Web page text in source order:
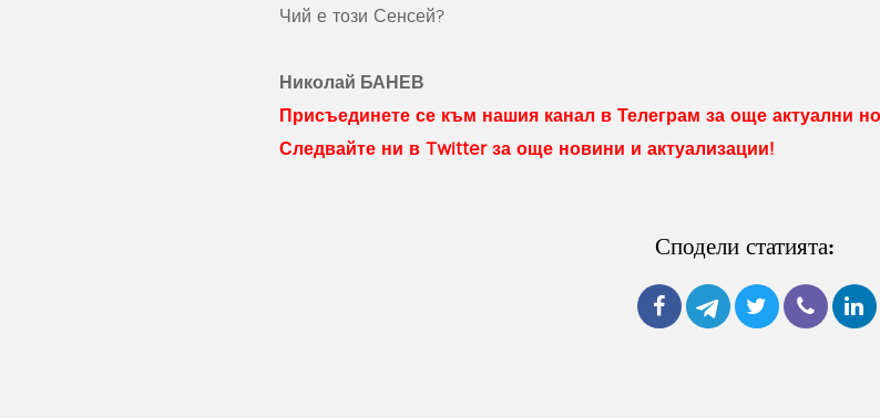
Чий е този Сенсей?
Николай БАНЕВ
Присъединете се към нашия канал в Телеграм за още актуални
Следвайте ни в Twitter за още новини и актуализации!
Сподели статията: